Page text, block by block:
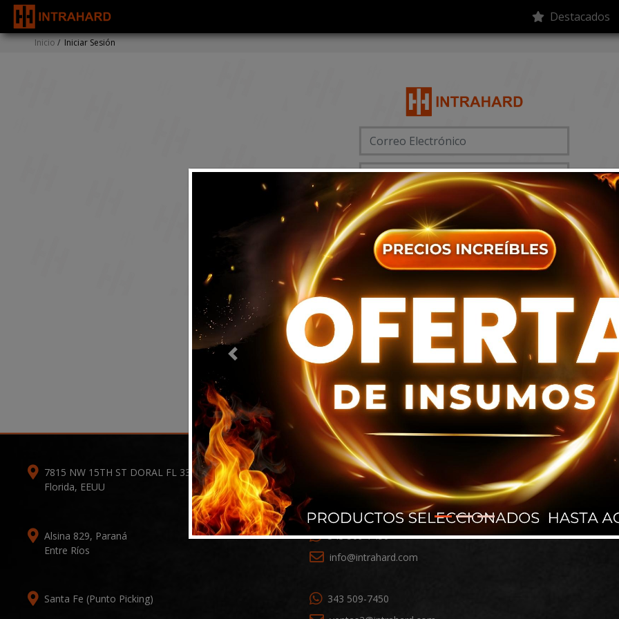
Destacados
Previous
Inicio / Iniciar Sesión
Acceder
person_addRegistrarse moodOlvidó su contraseña
7815 NW 15TH ST DORAL FL 33126-1109
Florida, EEUU
+1 786 698 9101
ventas1@intrahard.com
Alsina 829, Paraná
Entre Ríos
343 509-7450
info@intrahard.com
Santa Fe (Punto Picking)
343 509-7450